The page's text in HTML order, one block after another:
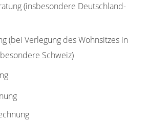
(insbesondere Deutschland-
(bei Verlegung des Wohnsitzes in
Schweiz)